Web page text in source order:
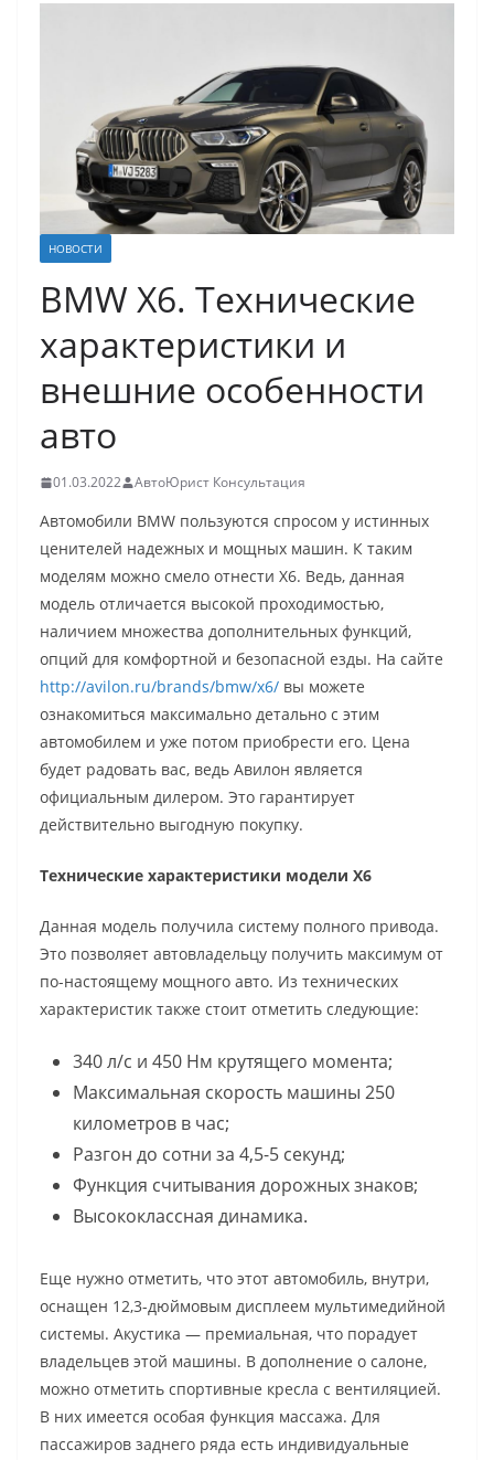
НОВОСТИ
BMW X6. Технические
характеристики и
внешние особенности
авто
01.03.2022 АвтоЮрист Консультация
Автомобили BMW пользуются спросом у истинных
ценителей надежных и мощных машин. К таким
моделям можно смело отнести X6. Ведь, данная
модель отличается высокой проходимостью,
наличием множества дополнительных функций,
опций для комфортной и безопасной езды. На сайте
http://avilon.ru/brands/bmw/x6/ вы можете
ознакомиться максимально детально с этим
автомобилем и уже потом приобрести его. Цена
будет радовать вас, ведь Авилон является
официальным дилером. Это гарантирует
действительно выгодную покупку.
Технические характеристики модели Х6
Данная модель получила систему полного привода.
Это позволяет автовладельцу получить максимум от
по-настоящему мощного авто. Из технических
характеристик также стоит отметить следующие:
340 л/с и 450 Нм крутящего момента;
Максимальная скорость машины 250
километров в час;
Разгон до сотни за 4,5-5 секунд;
Функция считывания дорожных знаков;
Высококлассная динамика.
Еще нужно отметить, что этот автомобиль, внутри,
оснащен 12,3-дюймовым дисплеем мультимедийной
системы. Акустика — премиальная, что порадует
владельцев этой машины. В дополнение о салоне,
можно отметить спортивные кресла с вентиляцией.
В них имеется особая функция массажа. Для
пассажиров заднего ряда есть индивидуальные